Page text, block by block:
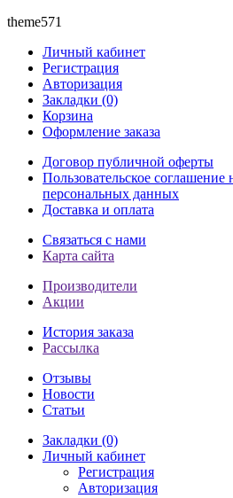
theme571
Личный кабинет
Регистрация
Авторизация
Закладки (0)
Корзина
Оформление заказа
Договор публичной оферты
Пользовательское соглашение
персональных данных
Доставка и оплата
Связаться с нами
Карта сайта
Производители
Акции
История заказа
Рассылка
Отзывы
Новости
Статьи
Закладки (0)
Личный кабинет
Регистрация
Авторизация